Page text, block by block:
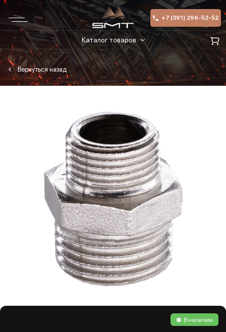
+7 (391) 296-52-52
Каталог товаров
В наличии